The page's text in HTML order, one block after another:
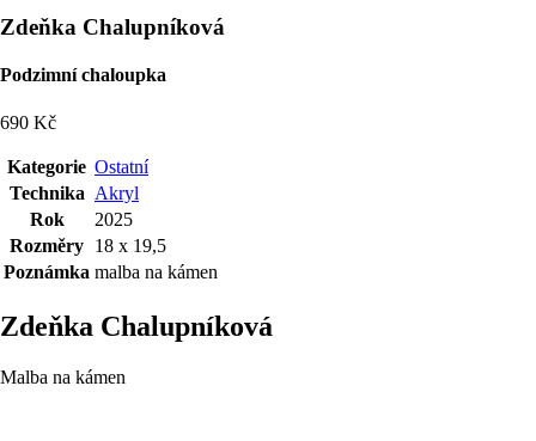
Zdeňka Chalupníková
Podzimní chaloupka
690 Kč
Kategorie Ostatní
Technika Akryl
Rok
2025
Rozměry 18 x 19,5
Poznámka malba na kámen
Zdeňka Chalupníková
Malba na kámen